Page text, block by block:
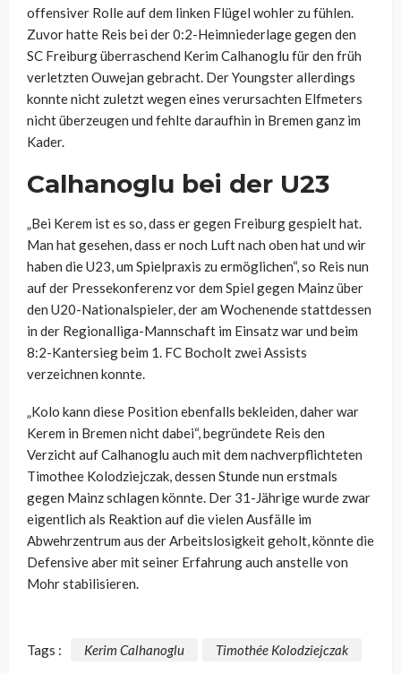
offensiver Rolle auf dem linken Flügel wohler zu fühlen.
Zuvor hatte Reis bei der 0:2-Heimniederlage gegen den
SC Freiburg überraschend Kerim Calhanoglu für den früh
verletzten Ouwejan gebracht. Der Youngster allerdings
konnte nicht zuletzt wegen eines verursachten Elfmeters
nicht überzeugen und fehlte daraufhin in Bremen ganz im
Kader.
Calhanoglu bei der U23
„Bei Kerem ist es so, dass er gegen Freiburg gespielt hat.
Man hat gesehen, dass er noch Luft nach oben hat und wir
haben die U23, um Spielpraxis zu ermöglichen“, so Reis nun
auf der Pressekonferenz vor dem Spiel gegen Mainz über
den U20-Nationalspieler, der am Wochenende stattdessen
in der Regionalliga-Mannschaft im Einsatz war und beim
8:2-Kantersieg beim 1. FC Bocholt zwei Assists
verzeichnen konnte.
„Kolo kann diese Position ebenfalls bekleiden, daher war
Kerem in Bremen nicht dabei“, begründete Reis den
Verzicht auf Calhanoglu auch mit dem nachverpflichteten
Timothee Kolodziejczak, dessen Stunde nun erstmals
gegen Mainz schlagen könnte. Der 31-Jährige wurde zwar
eigentlich als Reaktion auf die vielen Ausfälle im
Abwehrzentrum aus der Arbeitslosigkeit geholt, könnte die
Defensive aber mit seiner Erfahrung auch anstelle von
Mohr stabilisieren.
Tags : Kerim Calhanoglu Timothée Kolodziejczak